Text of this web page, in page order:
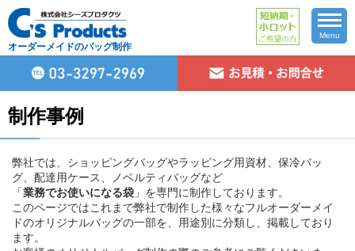
オーダーメイドのバッグ制作
Menu
制作事例
弊社では、ショッピングバッグやラッピング用資材、保冷バッ
グ、配達用ケース、ノベルティバッグなど
「業務でお使いになる袋 」を専門に制作しております。
このページではこれまで弊社で制作した様々なフルオーダーメイ
ドのオリジナルバッグの一部を、用途別に分類し、掲載しており
ます。